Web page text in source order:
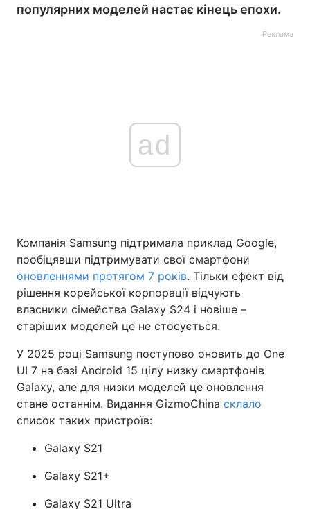
популярних моделей настає кінець епохи.
Реклама
ad
Компанія Samsung підтримала приклад Google,
пообіцявши підтримувати свої смартфони
оновленнями протягом 7 років. Тільки ефект від
рішення корейської корпорації відчують
власники сімейства Galaxy S24 і новіше –
старіших моделей це не стосується.
У 2025 році Samsung поступово оновить до One
UI 7 на базі Android 15 цілу низку смартфонів
Galaxy, але для низки моделей це оновлення
стане останнім. Видання GizmoChina склало
список таких пристроїв:
Galaxy S21
Galaxy S21+
Galaxy S21 Ultra